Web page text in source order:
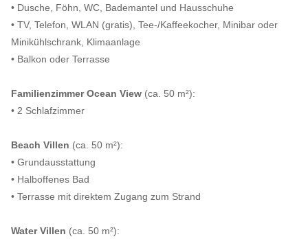
• Dusche, Föhn, WC, Bademantel und Hausschuhe
• TV, Telefon, WLAN (gratis), Tee-/Kaffeekocher, Minibar oder
Minikühlschrank, Klimaanlage
• Balkon oder Terrasse
Familienzimmer Ocean View (ca. 50 m²):
• 2 Schlafzimmer
Beach Villen (ca. 50 m²):
• Grundausstattung
• Halboffenes Bad
• Terrasse mit direktem Zugang zum Strand
Water Villen (ca. 50 m²):